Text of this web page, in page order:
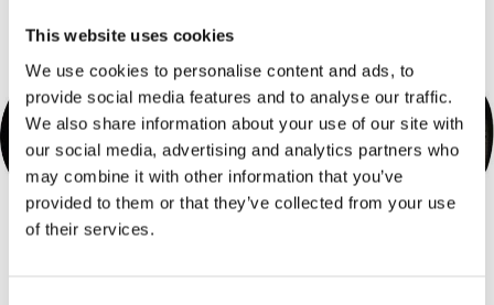
This website uses cookies
We use cookies to personalise content and ads, to
provide social media features and to analyse our traffic.
We also share information about your use of our site with
our social media, advertising and analytics partners who
may combine it with other information that you’ve
provided to them or that they’ve collected from your use
of their services.